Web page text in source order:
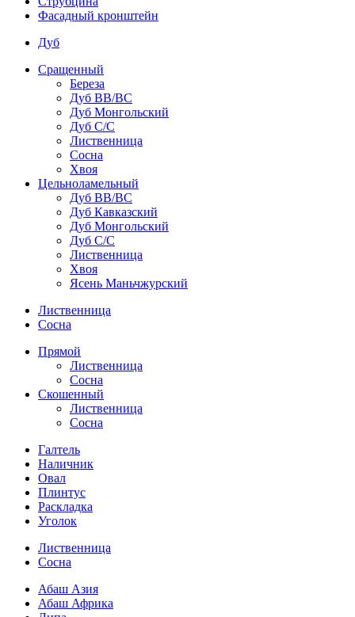
Фасадный кронштейн
Дуб
Сращенный
Береза
Дуб ВВ/ВС
Дуб Монгольский
Дуб С/С
Лиственница
Сосна
Хвоя
Цельноламельный
Дуб ВВ/ВС
Дуб Кавказский
Дуб Монгольский
Дуб С/С
Лиственница
Хвоя
Ясень Маньчжурский
Лиственница
Сосна
Прямой
Лиственница
Сосна
Скошенный
Лиственница
Сосна
Галтель
Наличник
Овал
Плинтус
Раскладка
Уголок
Лиственница
Сосна
Абаш Азия
Абаш Африка